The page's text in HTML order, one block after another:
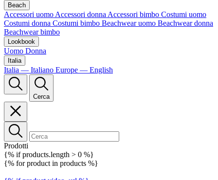
Beach
Accessori uomo Accessori donna Accessori bimbo Costumi uomo
Costumi donna Costumi bimbo Beachwear uomo Beachwear donna
Beachwear bimbo
Lookbook
Uomo Donna
Italia
Italia — Italiano Europe — English
Cerca
Prodotti
{% if products.length > 0 %}
{% for product in products %}